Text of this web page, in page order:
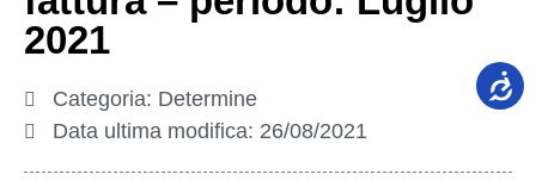
2021
Categoria: Determine
Data ultima modifica: 26/08/2021